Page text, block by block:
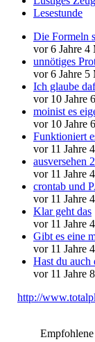
Lesestunde
Die Formeln
vor 6 Jahre 4
unnötiges
vor 6 Jahre 5
Ich glaube
vor 10 Jahre
moinist es
vor 10 Jahre
Funktioniert
vor 11 Jahre
ausversehen
vor 11 Jahre
crontab und
vor 11 Jahre
Klar geht das
vor 11 Jahre
Gibt es eine
vor 11 Jahre
Hast du auch
vor 11 Jahre
http://